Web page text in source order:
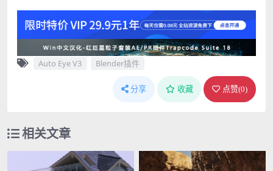
Auto Eye V3 Blender插件
分享 收藏 点赞(0)
相关文章